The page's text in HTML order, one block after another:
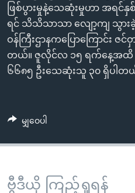
ညွန်း
စာမျက်နှာ
သို့
ကျော်
ကြည့်
ရန်
သို့
ရန်
Learning English
ဗွီအိုအေ လူမှုကွန်ယက်များ
ဖြစ်ပွားမှုနဲ့သေဆုံးမှုဟာ အရင်
ရင် သိသိသာသာ လျော့ကျ သွား
ဝန်ကြီးဌာနကပြောကြောင်း ဇင်
တယ်။ ဇူလိုင်လ ၁၅ ရက်နေ့အထိ
၆၆၈၅ ဦးသေဆုံးသူ ၃၀ ရှိပါတ
မျှဝေပါ
ဗွီဒီယို ကြည့်ရှုရန်